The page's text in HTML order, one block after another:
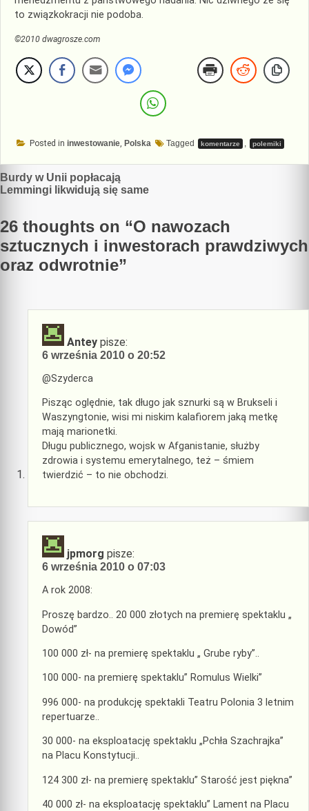
to związkokracji nie podoba.
©2010 dwagrosze.com
Posted in inwestowanie, Polska Tagged komentarze , polemiki
Nawigacja
wpisu
Burdy w Unii popłacają
Lemmingi likwidują się same
26 thoughts on “O nawozach
sztucznych i inwestorach prawdziwych
oraz odwrotnie”
Antey pisze:
6 września 2010 o 20:52
@Szyderca
Pisząc oględnie, tak długo jak sznurki są w Brukseli i
Waszyngtonie, wisi mi niskim kalafiorem jaką metkę
mają marionetki.
Długu publicznego, wojsk w Afganistanie, służby
zdrowia i systemu emerytalnego, też – śmiem
twierdzić – to nie obchodzi.
jpmorg pisze:
6 września 2010 o 07:03
A rok 2008:
Proszę bardzo.. 20 000 złotych na premierę spektaklu „
Dowód”
100 000 zł- na premierę spektaklu „ Grube ryby”..
100 000- na premierę spektaklu” Romulus Wielki”
996 000- na produkcję spektakli Teatru Polonia 3 letnim
repertuarze..
30 000- na eksploatację spektaklu „Pchła Szachrajka”
na Placu Konstytucji..
124 300 zł- na premierę spektaklu” Starość jest piękna”
40 000 zł- na eksploatację spektaklu” Lament na Placu